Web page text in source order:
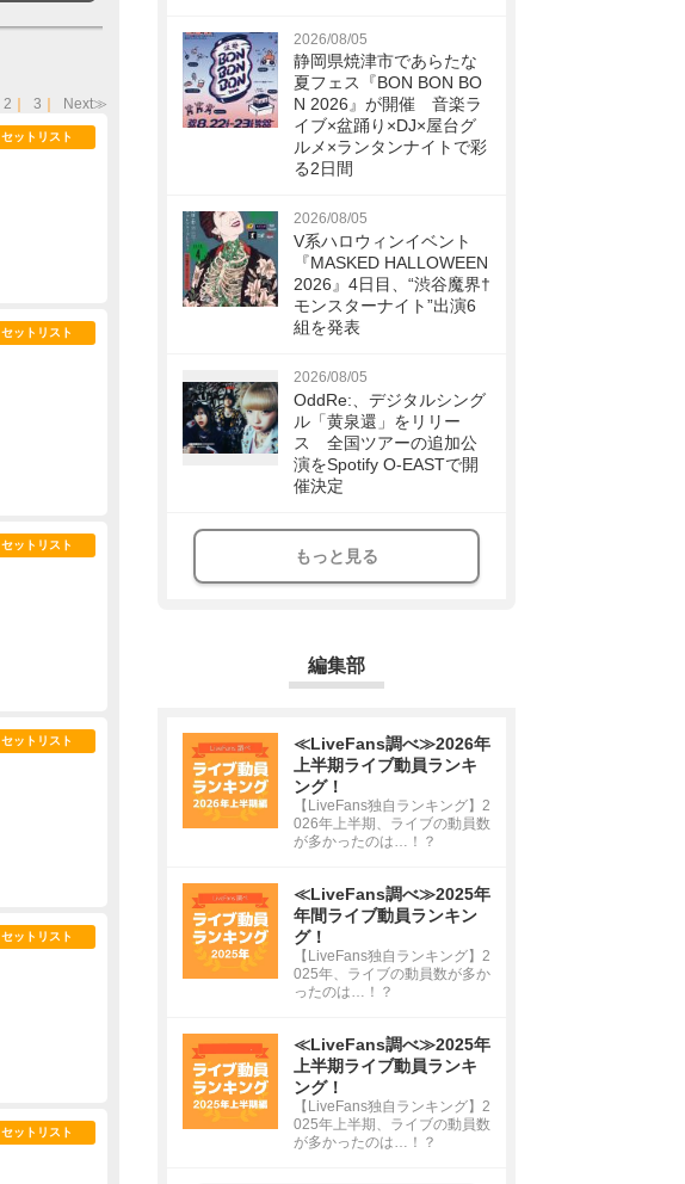
2 ｜ 3 ｜ Next≫
セットリスト
セットリスト
セットリスト
セットリスト
セットリスト
セットリスト
2026/08/05
静岡県焼津市であらたな
夏フェス『BON BON BO
N 2026』が開催 音楽ラ
イブ×盆踊り×DJ×屋台グ
ルメ×ランタンナイトで彩
る2日間
2026/08/05
V系ハロウィンイベント
『MASKED HALLOWEEN
2026』4日目、“渋谷魔界†
モンスターナイト”出演6
組を発表
2026/08/05
OddRe:、デジタルシング
ル「黄泉還」をリリー
ス 全国ツアーの追加公
演をSpotify O-EASTで開
催決定
もっと見る
編集部
≪LiveFans調べ≫2026年
上半期ライブ動員ランキ
ング！
【LiveFans独自ランキング】2
026年上半期、ライブの動員数
が多かったのは…！？
≪LiveFans調べ≫2025年
年間ライブ動員ランキン
グ！
【LiveFans独自ランキング】2
025年、ライブの動員数が多か
ったのは…！？
≪LiveFans調べ≫2025年
上半期ライブ動員ランキ
ング！
【LiveFans独自ランキング】2
025年上半期、ライブの動員数
が多かったのは…！？